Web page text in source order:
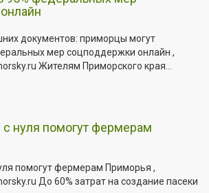
документов: приморцы могут
мер соцподдержки онлайн ,
Жителям Приморского края...
с нуля помогут фермерам
помогут фермерам Приморья ,
До 60% затрат на создание пасеки